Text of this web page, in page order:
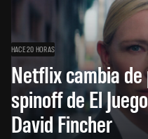
HACE 20 HORAS
Netflix cambia
spinoff de El
David Fincher